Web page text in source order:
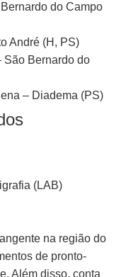
do Campo
André (H, PS)
São Bernardo do
– Diadema (PS)
(LAB)
na região do
de pronto-
Além disso, conta